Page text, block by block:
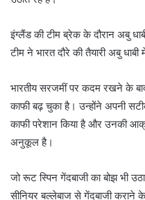
इंग्लैंड की टीम ब्रेक के दौरान अबु
टीम ने भारत दौरे की तैयारी अबु धाबी
भारतीय सरजमीं पर कदम रखने के
काफी बढ़ चुका है। उन्होंने अपनी
काफी परेशान किया है और उनकी
अनुकूल है।
जो रूट स्पिन गेंदबाजी का बोझ भी
सीनियर बल्लेबाज से गेंदबाजी कराने